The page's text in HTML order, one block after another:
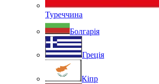
Туреччина
Болгарія
Греція
Кіпр